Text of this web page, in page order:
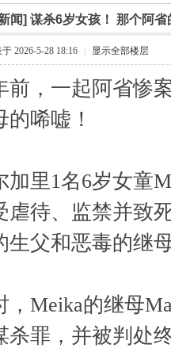
索
›
闻] 谋杀6岁女孩！ 那个阿
2026-5-28 18:16 显示全部楼层
前，一起阿省惨
的唏嘘！
加里1名6岁女童
虐待、监禁并致
生父和恶毒的继
，Meika的继母
杀罪，并被判处